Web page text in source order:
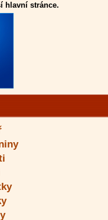
hlavní stránce.